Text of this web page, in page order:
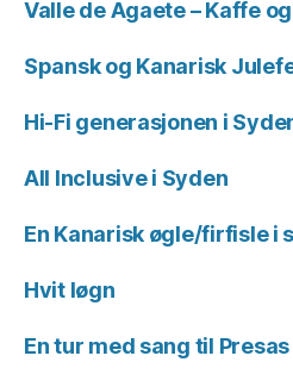
Valle de Agaete – Kaffe
Spansk og Kanarisk
Hi-Fi generasjonen i
All Inclusive i Syden
En Kanarisk øgle/firfisle i
Hvit løgn
En tur med sang til